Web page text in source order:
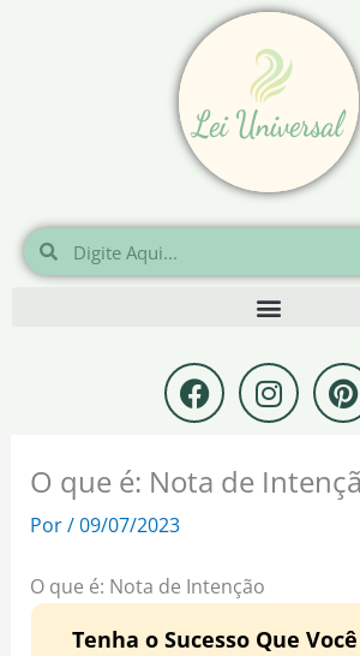
Pesquisar
Pesquisar
F
a
c
e
b
k
I
n
s
t
a
m
P
i
n
t
e
t
O que é: Nota de
Por/09/07/2023
O que é: Nota de Intenção
Tenha o Sucesso Que